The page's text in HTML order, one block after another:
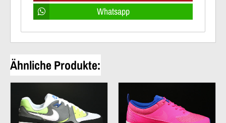
Whatsapp
Ähnliche Produkte: